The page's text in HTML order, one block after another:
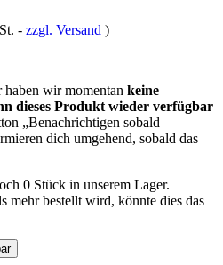
- zzgl. Versand )
haben wir momentan keine
dieses Produkt wieder verfügbar
„Benachrichtigen sobald
dich umgehend, sobald das
0 Stück in unserem Lager.
mehr bestellt wird, könnte dies das